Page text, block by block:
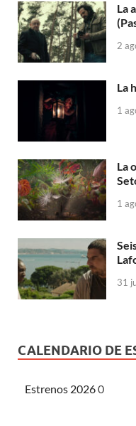
La
2
La
1
La
1
31
CALENDARIO DE
Estrenos 20260